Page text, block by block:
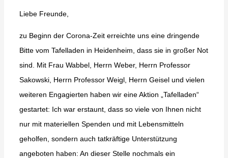
Liebe Freunde,
zu Beginn der Corona-Zeit erreichte uns eine dringende
Bitte vom Tafelladen in Heidenheim, dass sie in großer Not
sind. Mit Frau Wabbel, Herrn Weber, Herrn Professor
Sakowski, Herrn Professor Weigl, Herrn Geisel und vielen
weiteren Engagierten haben wir eine Aktion „Tafelladen“
gestartet: Ich war erstaunt, dass so viele von Ihnen nicht
nur mit materiellen Spenden und mit Lebensmitteln
geholfen, sondern auch tatkräftige Unterstützung
angeboten haben: An dieser Stelle nochmals ein